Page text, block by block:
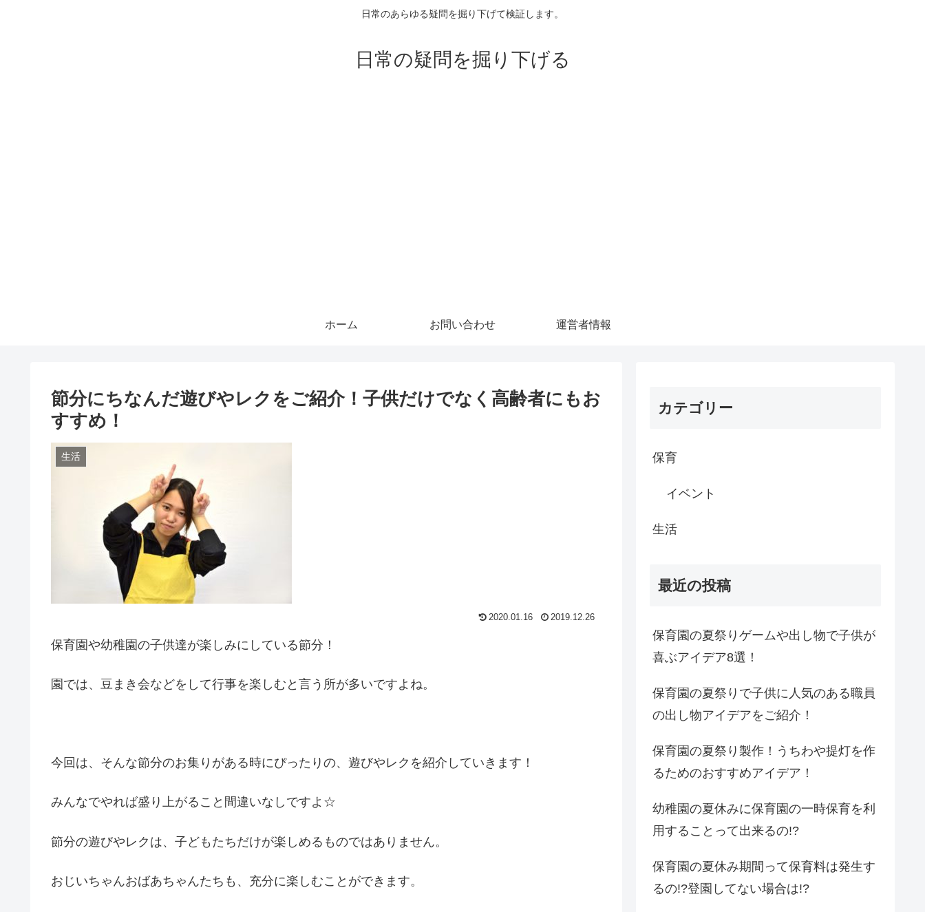
日常のあらゆる疑問を掘り下げて検証します。
日常の疑問を掘り下げる
ホーム お問い合わせ 運営者情報
節分にちなんだ遊びやレクをご紹介！子供だけでなく高齢者にもお
すすめ！
生活
2020.01.16 2019.12.26
保育園や幼稚園の子供達が楽しみにしている節分！
園では、豆まき会などをして行事を楽しむと言う所が多いですよね。
今回は、そんな節分のお集りがある時にぴったりの、遊びやレクを紹介していきます！
みんなでやれば盛り上がること間違いなしですよ☆
節分の遊びやレクは、子どもたちだけが楽しめるものではありません。
おじいちゃんおばあちゃんたちも、充分に楽しむことができます。
カテゴリー
保育
イベント
生活
最近の投稿
保育園の夏祭りゲームや出し物で子供が
喜ぶアイデア8選！
保育園の夏祭りで子供に人気のある職員
の出し物アイデアをご紹介！
保育園の夏祭り製作！うちわや提灯を作
るためのおすすめアイデア！
幼稚園の夏休みに保育園の一時保育を利
用することって出来るの!?
保育園の夏休み期間って保育料は発生す
るの!?登園してない場合は!?